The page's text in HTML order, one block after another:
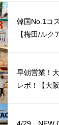
韓国No.1コ
【梅田/ルク
早朝営業！
レポ！【大
4/29 NEW